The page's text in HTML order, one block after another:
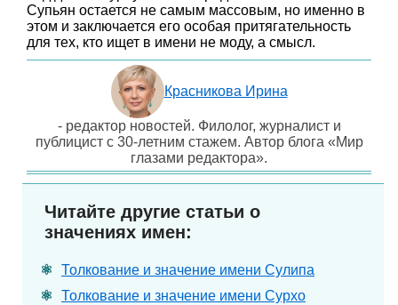
Супьян остается не самым массовым, но именно в
этом и заключается его особая притягательность
для тех, кто ищет в имени не моду, а смысл.
Красникова Ирина
- редактор новостей. Филолог, журналист и
публицист с 30-летним стажем. Автор блога «Мир
глазами редактора».
Читайте другие статьи о
значениях имен:
Толкование и значение имени Сулипа
Толкование и значение имени Сурхо